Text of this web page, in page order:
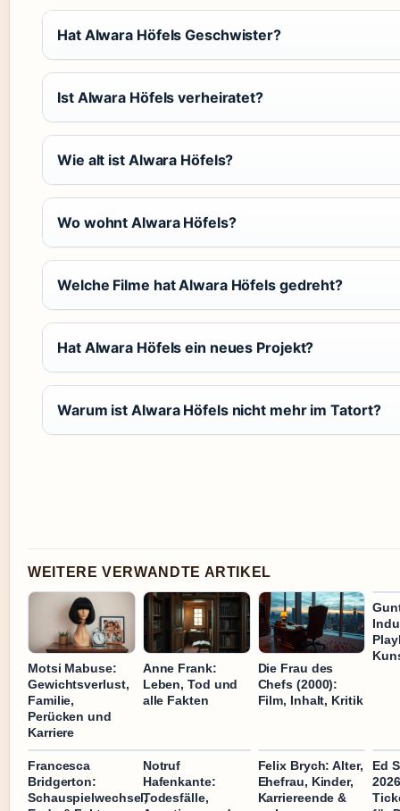
Hat Alwara Höfels Geschwister?
Ist Alwara Höfels verheiratet?
Wie alt ist Alwara Höfels?
Wo wohnt Alwara Höfels?
Welche Filme hat Alwara Höfels gedreht?
Hat Alwara Höfels ein neues Projekt?
Warum ist Alwara Höfels nicht mehr im Tatort?
WEITERE VERWANDTE ARTIKEL
Motsi Mabuse:
Gewichtsverlust,
Familie,
Perücken und
Karriere
Anne Frank:
Leben, Tod und
alle Fakten
Die Frau des
Chefs (2000):
Film, Inhalt, Kritik
Francesca
Bridgerton:
Schauspielwechsel,
Notruf
Hafenkante:
Todesfälle,
Felix Brych: Alter,
Ehefrau, Kinder,
Karriereende &
Ed